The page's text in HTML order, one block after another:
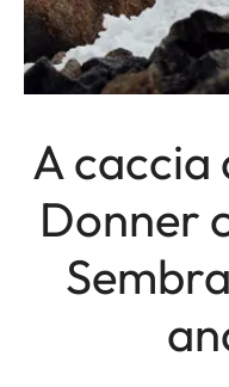
A caccia
Donner